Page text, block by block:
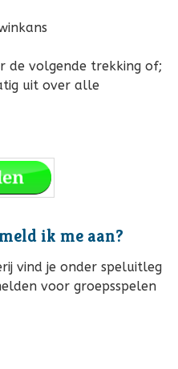
de volgende trekking of;
uit over alle
ik me aan?
vind je onder speluitleg
voor groepsspelen